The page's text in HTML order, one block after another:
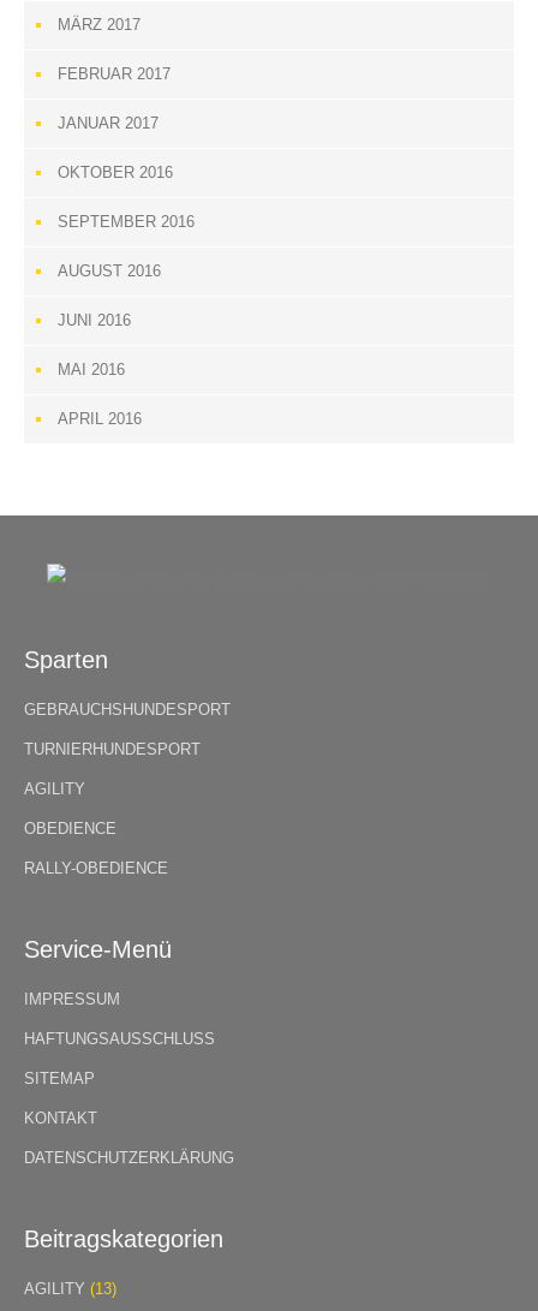
MÄRZ 2017
FEBRUAR 2017
JANUAR 2017
OKTOBER 2016
SEPTEMBER 2016
AUGUST 2016
JUNI 2016
MAI 2016
APRIL 2016
Sparten
GEBRAUCHSHUNDESPORT
TURNIERHUNDESPORT
AGILITY
OBEDIENCE
RALLY-OBEDIENCE
Service-Menü
IMPRESSUM
HAFTUNGSAUSSCHLUSS
SITEMAP
KONTAKT
DATENSCHUTZERKLÄRUNG
Beitragskategorien
AGILITY (13)